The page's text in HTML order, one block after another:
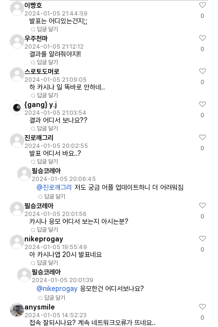
이빵호
2024-01-05 21:44:59
발표는 어디있는건지;;
답글 달기
0
우주천마
2024-01-05 21:12:12
결과를 알려줘야지!!
답글 달기
0
스로토도머로
2024-01-05 21:09:05
하 카시나 일 똑바로 안하네..
답글 달기
0
{gang} y.j
2024-01-05 21:03:54
결과 어디서 보나요??
답글 달기
0
진로깨그리
2024-01-05 20:02:55
발표 어디서 바요..?
답글 달기
0
필승코레아
2024-01-05 20:06:45
@진로깨그리 저도 궁금 어플 업데이트하니 더 어려워짐
답글 달기
필승코레아
2024-01-05 20:01:56
카시나 응모 어디서 보는지 아시는분?
답글 달기
0
nikeprogay
2024-01-05 19:55:49
아 카시나앱 20시 발표네요
답글 달기
0
필승코레아
2024-01-05 20:01:39
@nikeprogay 응모한건 어디서보나요?
답글 달기
anysmile
2024-01-05 14:52:23
접속 잘되시나요? 계속 네트워크오류가 뜨네요..
0